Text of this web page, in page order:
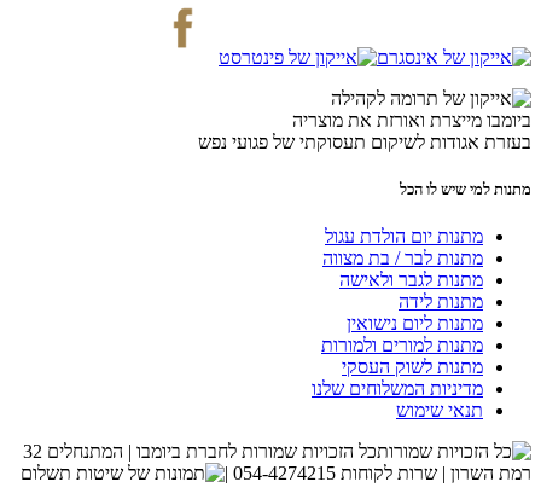
ביומבו מייצרת ואורזת את מוצריה
בעזרת אגודות לשיקום תעסוקתי של פגועי נפש
מתנות למי שיש לו הכל
מתנות יום הולדת עגול
מתנות לבר / בת מצווה
מתנות לגבר ולאישה
מתנות לידה
מתנות ליום נישואין
מתנות למורים ולמורות
מתנות לשוק העסקי
מדיניות המשלוחים שלנו
תנאי שימוש
כל הזכויות שמורות לחברת ביומבו | המתנחלים 32
רמת השרון | שרות לקוחות 054-4274215 |